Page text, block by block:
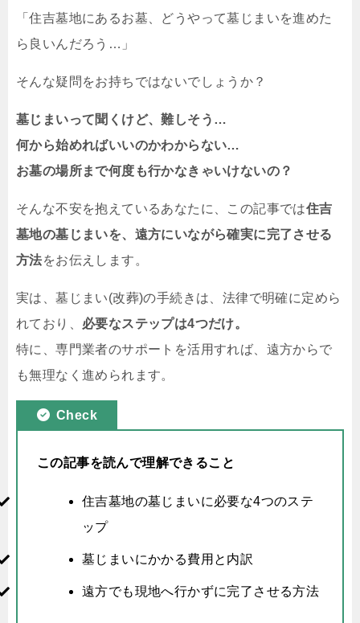
「住吉墓地にあるお墓、どうやって墓じまいを進めた
ら良いんだろう…」
そんな疑問をお持ちではないでしょうか？
墓じまいって聞くけど、難しそう…
何から始めればいいのかわからない…
お墓の場所まで何度も行かなきゃいけないの？
そんな不安を抱えているあなたに、この記事では住吉
墓地の墓じまいを、遠方にいながら確実に完了させる
方法をお伝えします。
実は、墓じまい(改葬)の手続きは、法律で明確に定めら
れており、 必要なステップは4つだけ。
特に、専門業者のサポートを活用すれば、遠方からで
も無理なく進められます。
Check
この記事を読んで理解できること
住吉墓地の墓じまいに必要な4つのステ
ップ
墓じまいにかかる費用と内訳
遠方でも現地へ行かずに完了させる方法